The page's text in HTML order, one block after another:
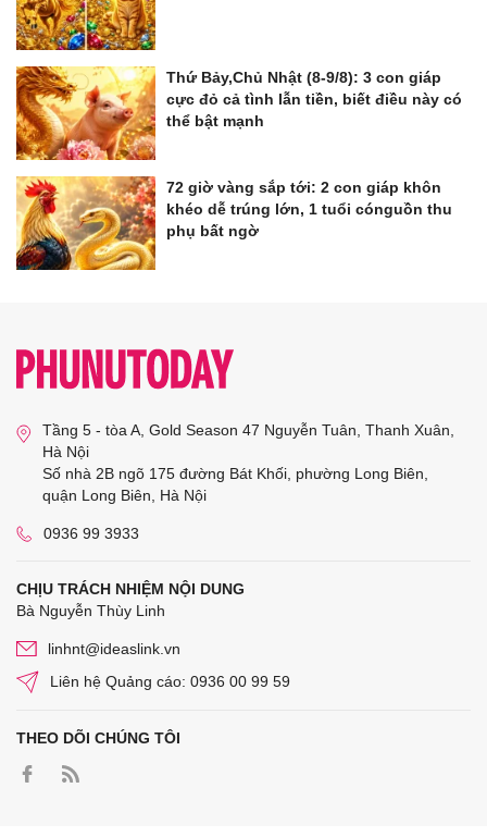
Thứ Bảy,Chủ Nhật (8-9/8): 3 con giáp
cực đỏ cả tình lẫn tiền, biết điều này có
thể bật mạnh
72 giờ vàng sắp tới: 2 con giáp khôn
khéo dễ trúng lớn, 1 tuổi cónguồn thu
phụ bất ngờ
Tầng 5 - tòa A, Gold Season 47 Nguyễn Tuân, Thanh Xuân,
Hà Nội
Số nhà 2B ngõ 175 đường Bát Khối, phường Long Biên,
quận Long Biên, Hà Nội
0936 99 3933
CHỊU TRÁCH NHIỆM NỘI DUNG
Bà Nguyễn Thùy Linh
linhnt@ideaslink.vn
Liên hệ Quảng cáo: 0936 00 99 59
THEO DÕI CHÚNG TÔI